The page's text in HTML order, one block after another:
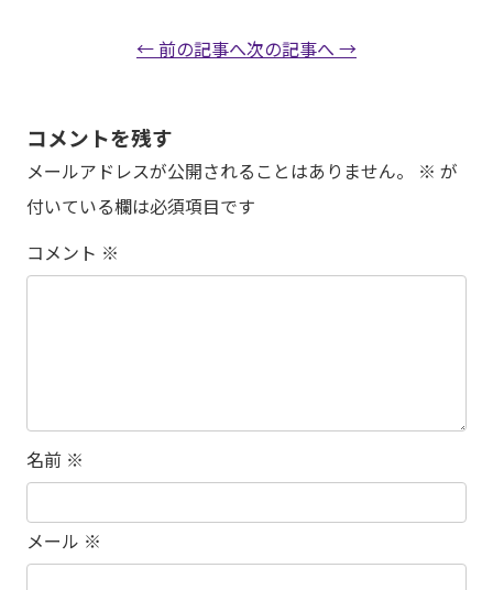
← 前の記事へ次の記事へ →
コメントを残す
メールアドレスが公開されることはありません。 ※ が
付いている欄は必須項目です
コメント ※
名前 ※
メール ※